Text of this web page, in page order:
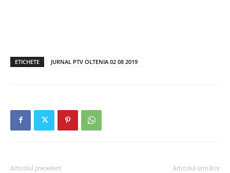
ETICHETE JURNAL PTV OLTENIA 02 08 2019
Articolul precedent Articolul următor